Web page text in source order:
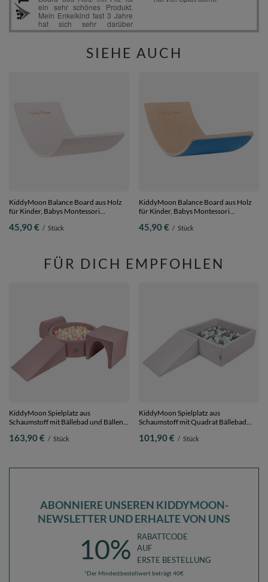
SIEHE AUCH
KiddyMoon Balance Board aus Holz
für Kinder, Babys Montessori
Babys Holzspielzeug, Balancebrett
45,90 € / Stück
KiddyMoon Balance Board aus Holz
für Kinder, Babys Montessori
Babys Holzspielzeug, Balancebrett
45,90 € / Stück
FÜR DICH EMPFOHLEN
KiddyMoon Spielplatz aus
Schaumstoff mit Bällebad und Bällen
erikafarben:pastellbeige/pastellgelb/weiß/minze/puderrosa,
163,90 € / Stück
KiddyMoon Spielplatz aus
Schaumstoff mit Quadrat Bällebad
hellgrau:weiß/grau/minze, Bällebad
101,90 € / Stück
ABONNIERE UNSEREN KIDDYMOON-
NEWSLETTER UND ERHALTE VON UNS
10%
RABATTCODE
AUF
ERSTE BESTELLUNG
*Der Mindestbestellwert beträgt 40€